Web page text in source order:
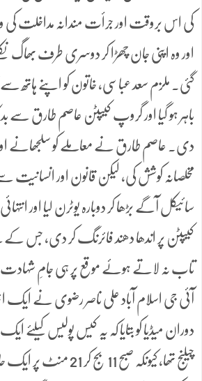
کی اس بروقت اور جرأت مندانہ مداخلت کی
اور وہ اپنی جان چھڑا کر دوسری طرف بھاگ
گئی۔ ملزم سعد عباسی، خاتون کو اپنے ہاتھ
باہر ہو گیا اور گروپ کیپٹن عاصم طارق سے
دی۔ عاصم طارق نے معاملے کو سلجھانے اور
مخلصانہ کوشش کی، لیکن قانون اور انسانیت
سائیکل آگے بڑھا کر دوبارہ یوٹرن لیا اور
کیپٹن پر اندھا دھند فائرنگ کر دی، جس کے
تاب نہ لاتے ہوئے موقع پر ہی جامِ شہادت
آئی جی اسلام آباد علی ناصر رضوی نے
دوران میڈیا کو بتایا کہ یہ کیس پولیس کیلئے
چیلنج تھا، کیونکہ صبح 11 بج